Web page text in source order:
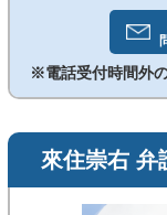
※電話受付時間外
來住崇右 弁